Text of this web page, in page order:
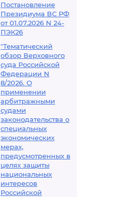
Постановление
Президиума ВС РФ
от 01.07.2026 N 24-
ПЭК26
"Тематический
обзор Верховного
суда Российской
Федерации N
8/2026. О
применении
арбитражными
судами
законодательства о
специальных
экономических
мерах,
предусмотренных в
целях защиты
национальных
интересов
Российской